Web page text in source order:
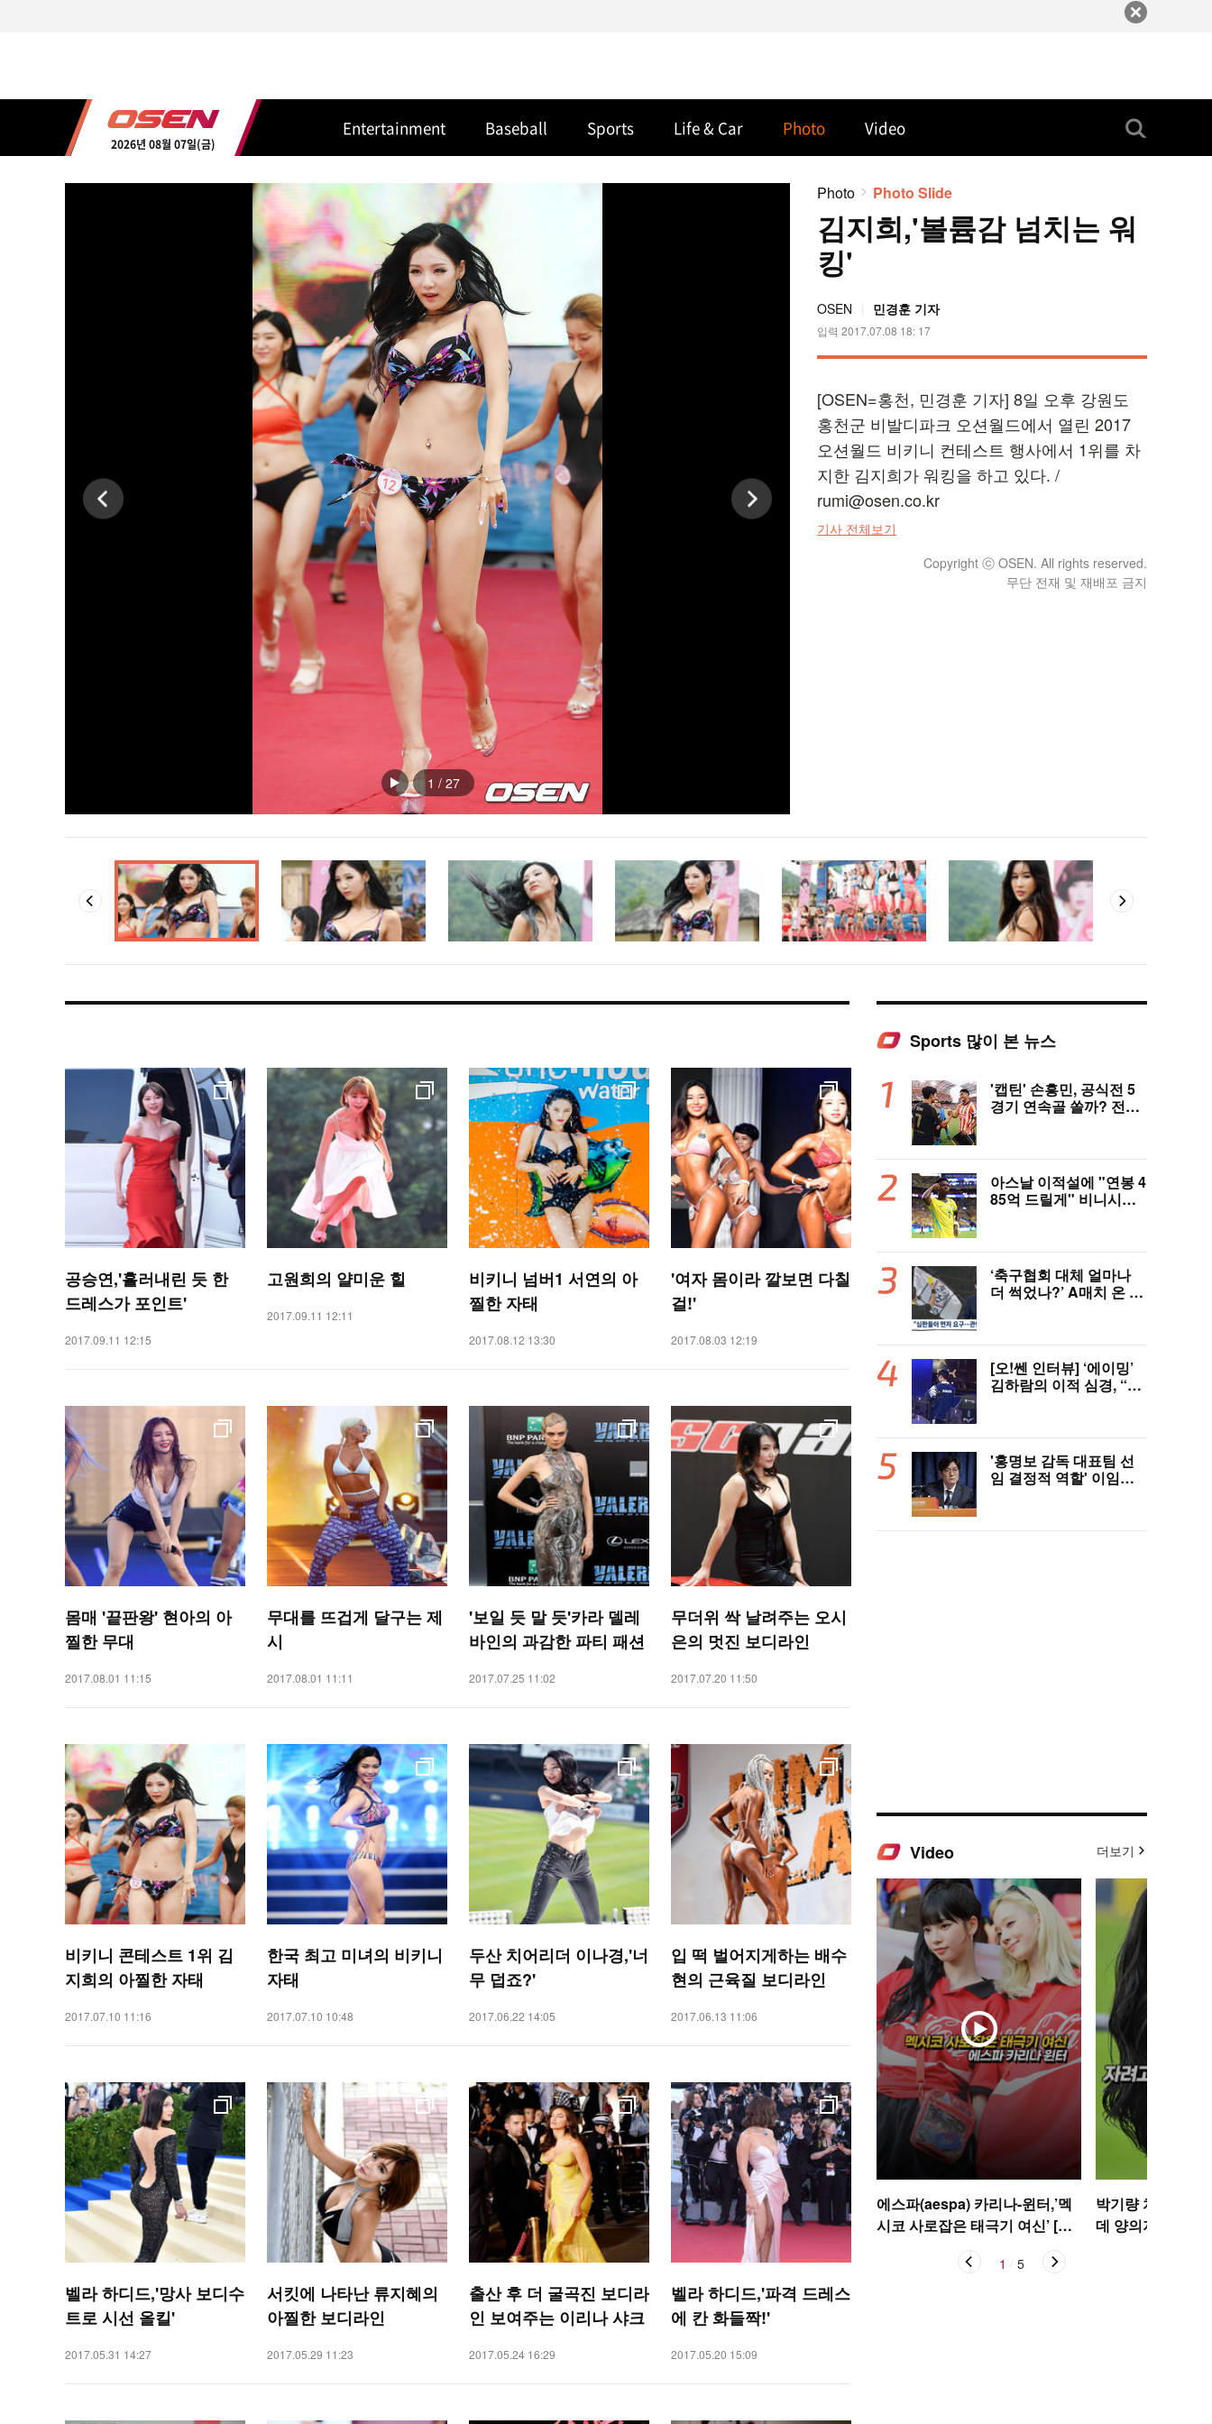
2026년 08월 07일(금)
Entertainment Baseball Sports Life & Car Photo Video
1 / 27
Photo Photo Slide
김지희,'볼륨감 넘치는 워
킹'
OSEN 민경훈 기자
입력 2017.07.08 18: 17
[OSEN=홍천, 민경훈 기자] 8일 오후 강원도
홍천군 비발디파크 오션월드에서 열린 2017
오션월드 비키니 컨테스트 행사에서 1위를 차
지한 김지희가 워킹을 하고 있다. /
rumi@osen.co.kr
기사 전체보기
Copyright ⓒ OSEN. All rights reserved.
무단 전재 및 재배포 금지
공승연,'흘러내린 듯 한
드레스가 포인트'
2017.09.11 12:15
고원희의 얄미운 힐
2017.09.11 12:11
비키니 넘버1 서연의 아
찔한 자태
2017.08.12 13:30
'여자 몸이라 깔보면 다칠
걸!'
2017.08.03 12:19
몸매 '끝판왕' 현아의 아
찔한 무대
2017.08.01 11:15
무대를 뜨겁게 달구는 제
시
2017.08.01 11:11
'보일 듯 말 듯'카라 델레
바인의 과감한 파티 패션
2017.07.25 11:02
무더위 싹 날려주는 오시
은의 멋진 보디라인
2017.07.20 11:50
비키니 콘테스트 1위 김
지희의 아찔한 자태
2017.07.10 11:16
한국 최고 미녀의 비키니
자태
2017.07.10 10:48
두산 치어리더 이나경,'너
무 덥죠?'
2017.06.22 14:05
입 떡 벌어지게하는 배수
현의 근육질 보디라인
2017.06.13 11:06
벨라 하디드,'망사 보디수
트로 시선 올킬'
2017.05.31 14:27
서킷에 나타난 류지혜의
아찔한 보디라인
2017.05.29 11:23
출산 후 더 굴곡진 보디라
인 보여주는 이리나 샤크
2017.05.24 16:29
벨라 하디드,'파격 드레스
에 칸 화들짝!'
2017.05.20 15:09
Sports 많이 본 뉴스
'캡틴' 손흥민, 공식전 5
경기 연속골 쏠까? 전반
1 전반 종료
아스날 이적설에 "연봉 4
85억 드릴게" 비니시우
‘축구협회 대체 얼마나
더 썩었나?’ A매치 온 외
않겠나?”
[오!쎈 인터뷰] ‘에이밍’
김하람의 이적 심경, “더
'홍명보 감독 대표팀 선
임 결정적 역할' 이임생
와 법정 공방 나선다
Video 더보기
에스파(aespa) 카리나-윈터,’멕
시코 사로잡은 태극기 여신’ [O!
박기량 치어리더,
데 양의지 [O!
1 5